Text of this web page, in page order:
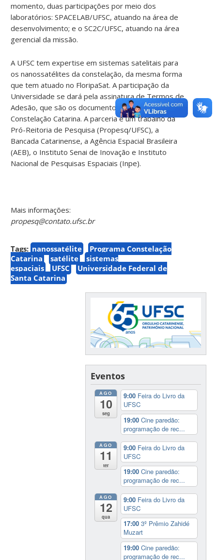
momento, duas participações por meio dos
laboratórios: SPACELAB/UFSC, atuando na área de
desenvolvimento; e o SC2C/UFSC, atuando na área
gerencial da missão.
A UFSC tem expertise em sistemas satelitais para
os nanossatélites da constelação, da mesma forma
que tem atuado no FloripaSat. A participação da
Universidade se dará pela assinatura de Termos de
Adesão, que são os documentos de associação à
Constelação Catarina. A parceria é um trabalho da
Pró-Reitoria de Pesquisa (Propesq/UFSC), a
Bancada Catarinense, a Agência Espacial Brasileira
(AEB), o Instituto Senai de Inovação e Instituto
Nacional de Pesquisas Espaciais (Inpe).
Mais informações:
propesq@contato.ufsc.br
Tags: nanossatélite
Programa Constelação
Catarina
satélite
sistemas
espaciais
UFSC
Universidade Federal de
Santa Catarina
Eventos
AGO
10
seg
9:00 Feira do Livro da
UFSC
19:00Cine paredão:
programação de rec...
AGO
11
ter
9:00 Feira do Livro da
UFSC
19:00Cine paredão:
programação de rec...
AGO
12
qua
9:00 Feira do Livro da
UFSC
17:003º Prêmio Zahidé
Muzart
19:00Cine paredão:
programação de rec...